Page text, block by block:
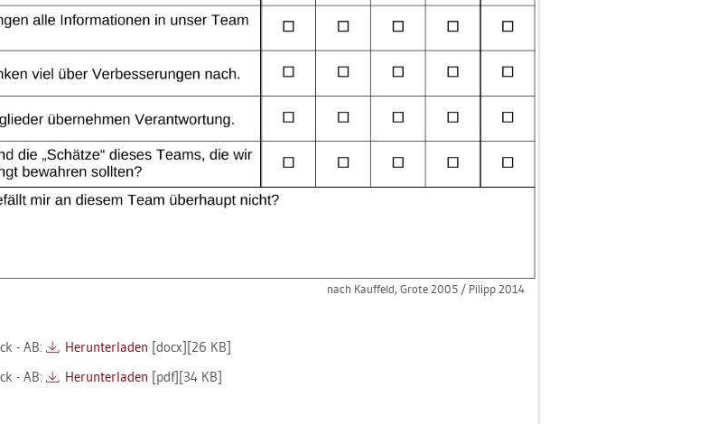
nach Kauf­feld, Grote 2005 / Pil­ipp 2014
- AB: Her­un­ter­la­den [docx][26 KB]
- AB:
Her­un­ter­la­den [pdf][34 KB]